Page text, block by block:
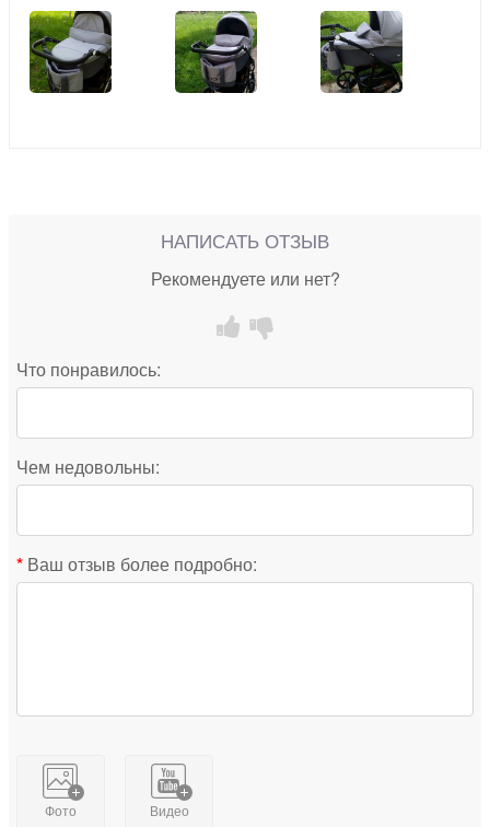
НАПИСАТЬ ОТЗЫВ
Рекомендуете или нет?
Что понравилось:
Чем недовольны:
Ваш отзыв более подробно:
Фото Видео